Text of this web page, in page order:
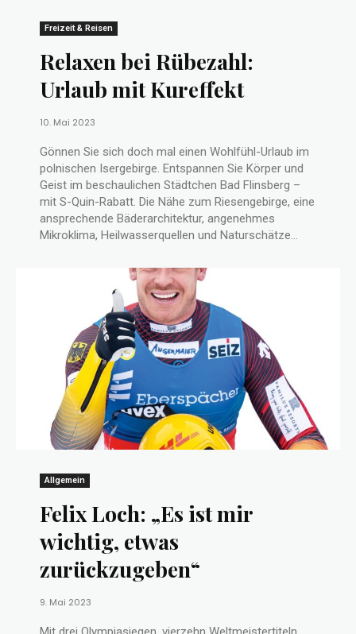
Freizeit & Reisen
Relaxen bei Rübezahl:
Urlaub mit Kureffekt
10. Mai 2023
Gönnen Sie sich doch mal einen Wohlfühl-Urlaub im
polnischen Isergebirge. Entspannen Sie Körper und
Geist im beschaulichen Städtchen Bad Flinsberg –
mit S-Quin-Rabatt. Die Nähe zum Riesengebirge, eine
ansprechende Bäderarchitektur, angenehmes
Mikroklima, Heilwasserquellen und Naturschätze...
Allgemein
Felix Loch: „Es ist mir
wichtig, etwas
zurückzugeben“
9. Mai 2023